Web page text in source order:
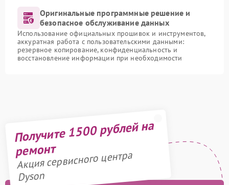
Оригинальные программные решение и
безопасное обслуживание данных
Использование официальных прошивок и инструментов,
аккуратная работа с пользовательскими данными:
резервное копирование, конфиденциальность и
восстановление информации при необходимости
Получите 1500 рублей на
ремонт
Акция сервисного центра
Dyson